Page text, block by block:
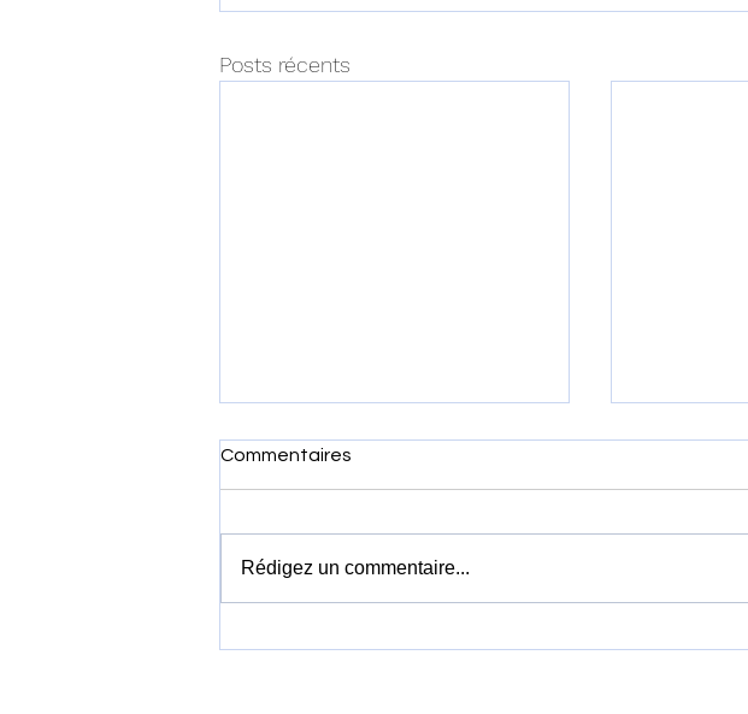
Posts récents
Commentaires
Rédigez un commentaire...